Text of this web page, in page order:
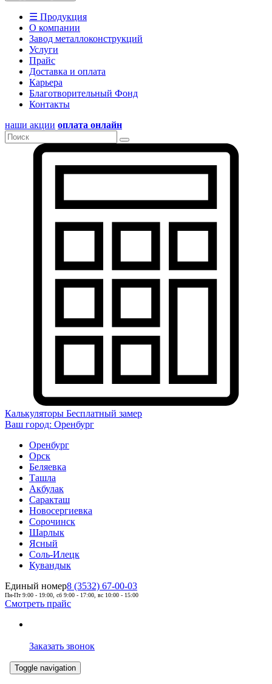
☰ Продукция
О компании
Завод металлоконструкций
Услуги
Прайс
Доставка и оплата
Карьера
Благотворительный Фонд
Контакты
наши акции оплата онлайн
Калькуляторы Бесплатный замер
Ваш город: Оренбург
Оренбург
Орск
Беляевка
Ташла
Акбулак
Саракташ
Новосергиевка
Сорочинск
Шарлык
Ясный
Соль-Илецк
Кувандык
Единый номер8 (3532) 67-00-03
Пн-Пт 9:00 - 19:00, сб 9:00 - 17:00, вс 10:00 - 15:00
Смотреть прайс
Заказать звонок
Toggle navigation